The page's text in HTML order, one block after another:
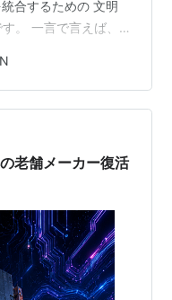
合するための 文明
。 一言で言えば、
を価値循環、
間ガバナンスを意識
Brain OS なのか 生
老舗メーカー復活